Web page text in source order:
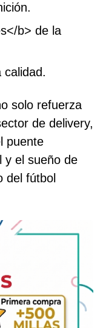
b> de la
calidad.
solo refuerza
de delivery,
puente
y el sueño de
del fútbol